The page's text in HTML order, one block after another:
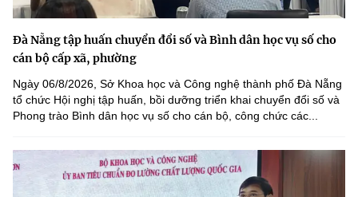
Đà Nẵng tập huấn chuyển đổi số và Bình dân học vụ số cho
cán bộ cấp xã, phường
Ngày 06/8/2026, Sở Khoa học và Công nghệ thành phố Đà Nẵng
tổ chức Hội nghị tập huấn, bồi dưỡng triển khai chuyển đổi số và
Phong trào Bình dân học vụ số cho cán bộ, công chức các...